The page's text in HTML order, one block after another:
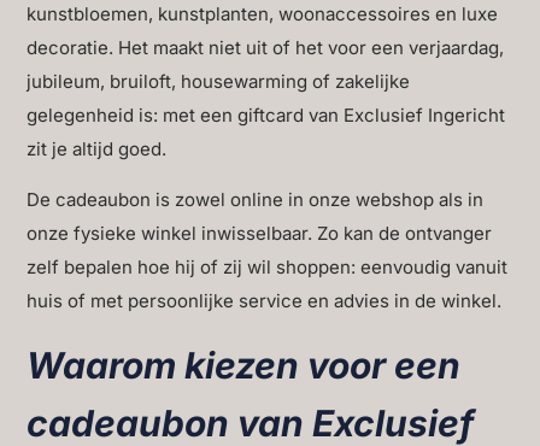
kunstbloemen, kunstplanten, woonaccessoires en luxe
decoratie. Het maakt niet uit of het voor een verjaardag,
jubileum, bruiloft, housewarming of zakelijke
gelegenheid is: met een giftcard van Exclusief Ingericht
zit je altijd goed.
De cadeaubon is zowel online in onze webshop als in
onze fysieke winkel inwisselbaar. Zo kan de ontvanger
zelf bepalen hoe hij of zij wil shoppen: eenvoudig vanuit
huis of met persoonlijke service en advies in de winkel.
Waarom kiezen voor een
cadeaubon van Exclusief